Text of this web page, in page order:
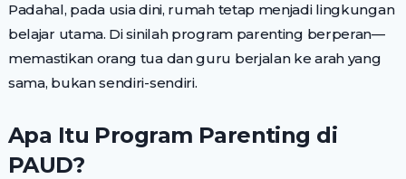
Padahal, pada usia dini, rumah tetap menjadi lingkungan
belajar utama. Di sinilah program parenting berperan—
memastikan orang tua dan guru berjalan ke arah yang
sama, bukan sendiri-sendiri.
Apa Itu Program Parenting di
PAUD?